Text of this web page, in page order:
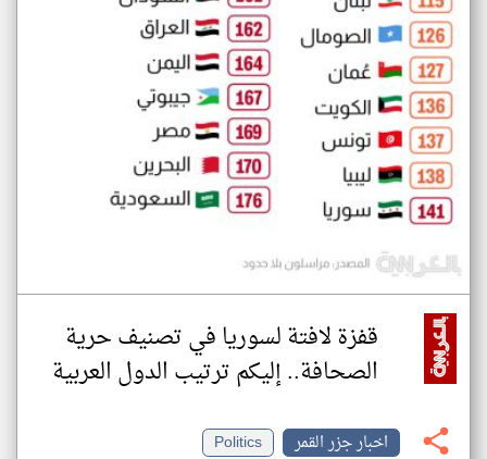
قفزة لافتة لسوريا في تصنيف حرية
الصحافة.. إليكم ترتيب الدول العربية
اخبار جزر القمر
Politics